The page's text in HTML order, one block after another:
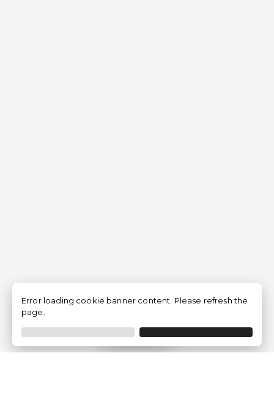
Filtrer
Error loading cookie banner content. Please refresh the
page.